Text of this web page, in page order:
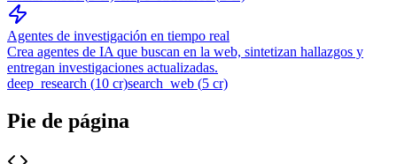
Agentes de investigación en tiempo real
Crea agentes de IA que buscan en la web, sintetizan hallazgos y
entregan investigaciones actualizadas.
deep_research (10 cr)search_web (5 cr)
Pie de página